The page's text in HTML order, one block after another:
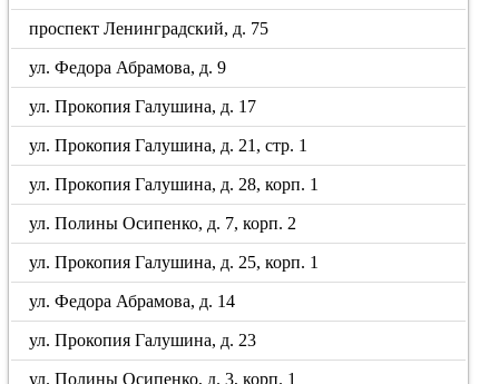
проспект Ленинградский, д. 75
ул. Федора Абрамова, д. 9
ул. Прокопия Галушина, д. 17
ул. Прокопия Галушина, д. 21, стр. 1
ул. Прокопия Галушина, д. 28, корп. 1
ул. Полины Осипенко, д. 7, корп. 2
ул. Прокопия Галушина, д. 25, корп. 1
ул. Федора Абрамова, д. 14
ул. Прокопия Галушина, д. 23
ул. Полины Осипенко, д. 3, корп. 1